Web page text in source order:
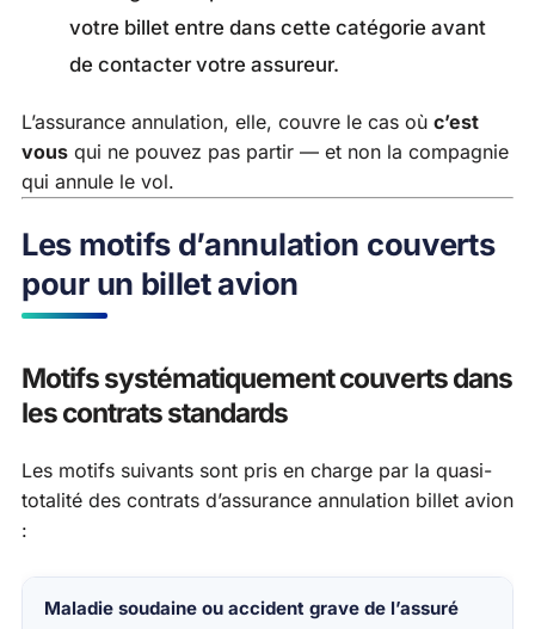
votre billet entre dans cette catégorie avant
de contacter votre assureur.
L’assurance annulation, elle, couvre le cas où c’est
vous qui ne pouvez pas partir — et non la compagnie
qui annule le vol.
Les motifs d’annulation couverts
pour un billet avion
Motifs systématiquement couverts dans
les contrats standards
Les motifs suivants sont pris en charge par la quasi-
totalité des contrats d’assurance annulation billet avion
:
Motif d’annulation Justificatif requis
Maladie soudaine ou accident grave de l’assuré